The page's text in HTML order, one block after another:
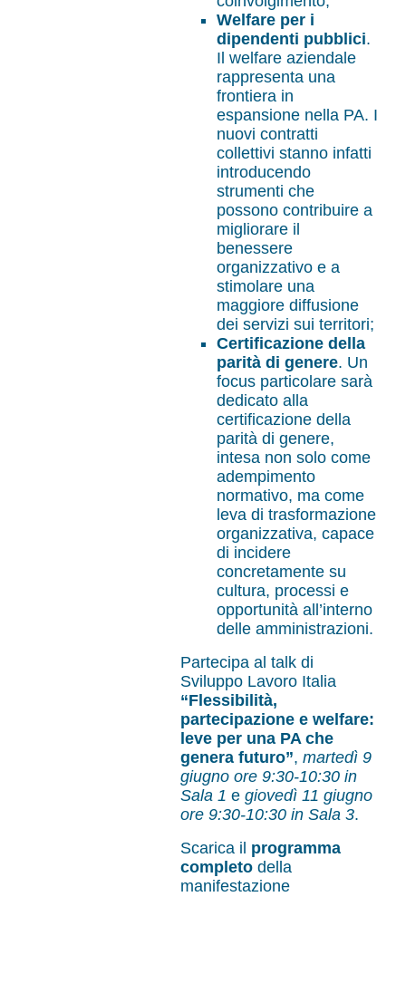
Welfare per i
dipendenti pubblici.
Il welfare aziendale
rappresenta una
frontiera in
espansione nella PA. I
nuovi contratti
collettivi stanno infatti
introducendo
strumenti che
possono contribuire a
migliorare il
benessere
organizzativo e a
stimolare una
maggiore diffusione
dei servizi sui territori;
Certificazione della
parità di genere. Un
focus particolare sarà
dedicato alla
certificazione della
parità di genere,
intesa non solo come
adempimento
normativo, ma come
leva di trasformazione
organizzativa, capace
di incidere
concretamente su
cultura, processi e
opportunità all’interno
delle amministrazioni.
Partecipa al talk di
Sviluppo Lavoro Italia
“Flessibilità,
partecipazione e welfare:
leve per una PA che
genera futuro”, martedì 9
giugno ore 9:30-10:30 in
Sala 1 e giovedì 11 giugno
ore 9:30-10:30 in Sala 3.
Scarica il programma
completo della
manifestazione